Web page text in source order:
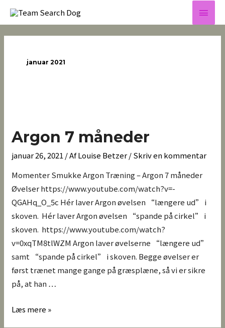
indholdet
januar 2021
Argon 7 måneder
januar 26, 2021 / AfLouise Betzer/Skriv en kommentar
Momenter Smukke Argon Træning – Argon 7 måneder
Øvelser https://www.youtube.com/watch?v=-
QGAHq_O_5c Hér laver Argon øvelsen “længere ud” i
skoven. Hér laver Argon øvelsen “spande på cirkel” i
skoven. https://www.youtube.com/watch?
v=0xqTM8tlWZM Argon laver øvelserne “længere ud”
samt “spande på cirkel” i skoven. Begge øvelser er
først trænet mange gange på græsplæne, så vi er sikre
på, at han …
måneder
Læs mere »